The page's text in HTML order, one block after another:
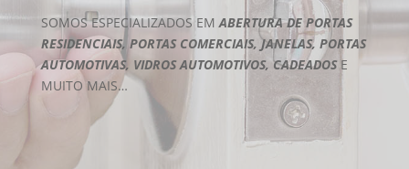
SOMOS ESPECIALIZADOS EM ABERTURA DE PORTAS
RESIDENCIAIS, PORTAS COMERCIAIS, JANELAS, PORTAS
AUTOMOTIVAS, VIDROS AUTOMOTIVOS, CADEADOS E
MUITO MAIS…